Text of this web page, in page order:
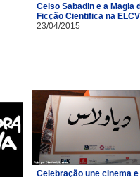
Celso Sabadin e a Magia
Ficção Cientifica na ELCV
23/04/2015
Celebração une cinema e